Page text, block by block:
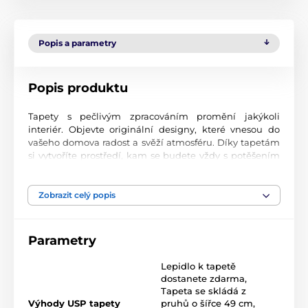
Popis a parametry
Popis produktu
Tapety s pečlivým zpracováním promění jakýkoli
interiér. Objevte originální designy, které vnesou do
vašeho domova radost a svěží atmosféru. Díky tapetám
si vytvoříte prostředí, kam se budete vždy s potěšením
Špičková kvalita tisku
silný prvek místnosti. Jsou vytištěny na vysoce kvalitní
. Díky UV-led inkoustové technologii vynikají
odolností povrchu a dlouhotrvající barevností.
Zobrazit celý popis
Parametry
Výhody USP tapety
Lepidlo k tapetě
dostanete zdarma,
Tapeta se skládá z
pruhů o šířce 49 cm,